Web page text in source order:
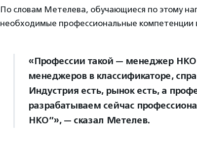
По словам Метелева, обучающиеся по этому
необходимые профессиональные компетенции
«Профессии такой — менеджер НКО
менеджеров в классификаторе,
Индустрия есть, рынок есть, а
разрабатываем сейчас
НКО”», — сказал Метелев.